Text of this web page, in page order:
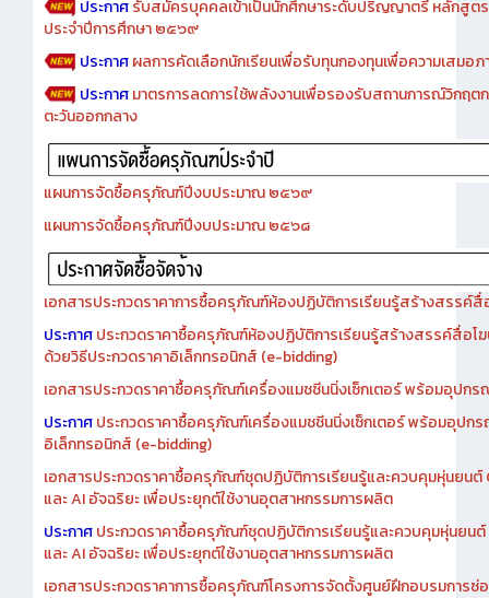
ประกาศรับสมัครบุคคลเข้าเป็นนักศึกษาระดับปริญญาตรี หลักสูต
ประจำปีการศึกษา ๒๕๖๙
ประกาศผลการคัดเลือกนักเรียนเพื่อรับทุนกองทุนเพื่อความเสมอ
ประกาศมาตรการลดการใช้พลังงานเพื่อรองรับสถานการณ์วิกฤ
ตะวันออกกลาง
แผนการจัดซื้อครุภัณฑ์ปีงบประมาณ ๒๕๖๙
แผนการจัดซื้อครุภัณฑ์ปีงบประมาณ ๒๕๖๘
เอกสารประกวดราคาการซื้อครุภัณฑ์ห้องปฏิบัติการเรียนรู้สร้างสรรค์
ประกาศ ประกวดราคาซื้อครุภัณฑ์ห้องปฏิบัติการเรียนรู้สร้างสรรค์สื่อโ
ด้วยวิธีประกวดราคาอิเล็กทรอนิกส์ (e-bidding)
เอกสารประกวดราคาซื้อครุภัณฑ์เครื่องแมชชีนนิ่งเซ็กเตอร์ พร้อมอุปก
ประกาศประกวดราคาซื้อครุภัณฑ์เครื่องแมชชีนนิ่งเซ็กเตอร์ พร้อมอุปก
อิเล็กทรอนิกส์ (e-bidding)
เอกสารประกวดราคาซื้อครุภัณฑ์ชุดปฏิบัติการเรียนรู้และควบคุมหุ่นยน
และ AI อัจฉริยะ เพื่อประยุกต์ใช้งานอุตสาหกรรมการผลิต
ประกาศประกวดราคาซื้อครุภัณฑ์ชุดปฏิบัติการเรียนรู้และควบคุมหุ่นยน
และ AI อัจฉริยะ เพื่อประยุกต์ใช้งานอุตสาหกรรมการผลิต